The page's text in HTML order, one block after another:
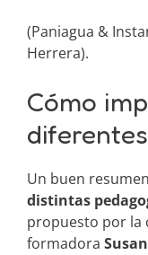
(Paniagua &
Herrera).
Cómo
Un buen
distintas
propuesto por la
formadora